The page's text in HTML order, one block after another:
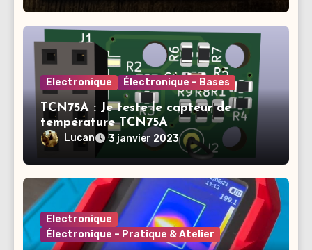
Electronique Électronique – Bases
TCN75A : Je teste le capteur de
température TCN75A
Lucan 3 janvier 2023
Electronique
Électronique – Pratique & Atelier